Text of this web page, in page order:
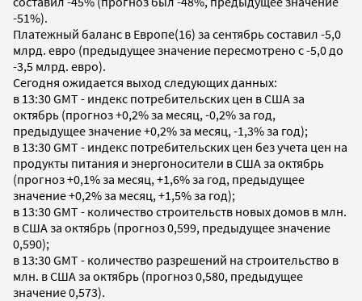
-51%).
Платежный баланс в Европе(16) за сентябрь составил -5,0
млрд. евро (предыдущее значение пересмотрено с -5,0 до
-3,5 млрд. евро).
Сегодня ожидается выход следующих данных:
в 13:30 GMT - индекс потребительских цен в США за
октябрь (прогноз +0,2% за месяц, -0,2% за год,
предыдущее значение +0,2% за месяц, -1,3% за год);
в 13:30 GMT - индекс потребительских цен без учета цен на
продукты питания и энергоносители в США за октябрь
(прогноз +0,1% за месяц, +1,6% за год, предыдущее
значение +0,2% за месяц, +1,5% за год);
в 13:30 GMT - количество строительств новых домов в млн.
в США за октябрь (прогноз 0,599, предыдущее значение
0,590);
в 13:30 GMT - количество разрешений на строительство в
млн. в США за октябрь (прогноз 0,580, предыдущее
значение 0,573).